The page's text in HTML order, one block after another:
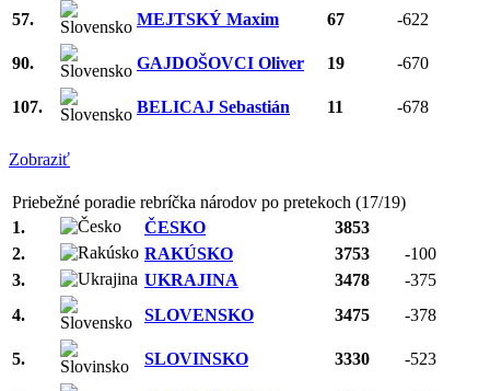
57. MEJTSKÝ Maxim 67 -622
90. GAJDOŠOVCI Oliver 19 -670
107. BELICAJ Sebastián 11 -678
Zobraziť
Priebežné poradie rebríčka národov po pretekoch (17/19)
1.
ČESKO
3853
2.
RAKÚSKO 3753
-100
3.
UKRAJINA 3478
-375
4.
SLOVENSKO 3475 -378
5. SLOVINSKO 3330 -523